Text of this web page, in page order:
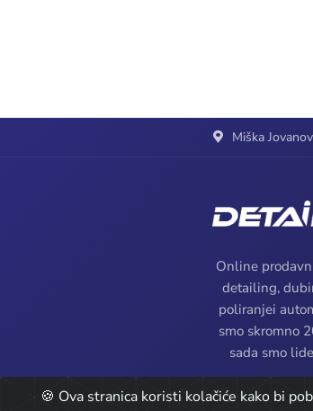
Miška
Online
detailing,
poliranjei
smo skromno
sada smo
🍪 Ova stranica koristi kolačiće kako bi